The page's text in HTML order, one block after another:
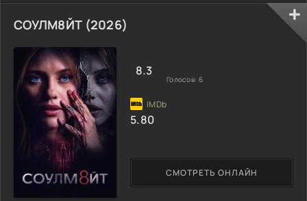
площадке, вмешиваясь в процесс создания фильма.
Однако хоррор без оригинальных монстров — это не
хоррор, и миньоны продолжают поиски подходящей
натуры. Всё идёт хорошо, пока в руки жёлтых непосед не
попадает древняя книга заклинаний. Сначала они
пытаются
СОУЛМ8ЙТ (2026)
СМОТРЕТЬ ОНЛАЙН
8.3
Голосов: 6
5.80